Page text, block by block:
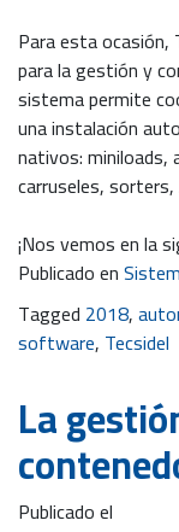
Para esta ocasión,
para la gestión y
sistema permite
una instalación
nativos: miniloads,
carruseles,
¡Nos vemos en la
Publicado en
Tagged 2018,
software, Tecsidel
La
Publicado el